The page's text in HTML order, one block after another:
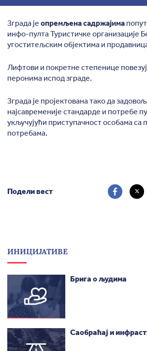
Зграда је опремљена садржајима
инфо-пулта Туристичке организације
угоститељским објектима и
Лифтови и покретне степенице
перонима испод зграде.
Зграда је пројектована тако да
најсавременије стандарде и потребе
укључујући приступачност особама са
потребама.
Подели вест
ИНИЦИЈАТИВЕ
Брига о људима
Саобраћај и